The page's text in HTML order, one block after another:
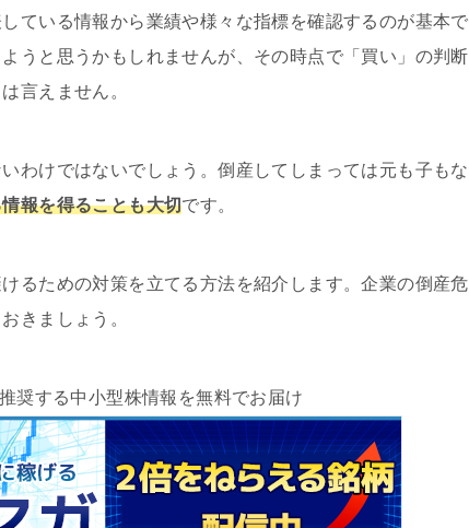
ている情報から業績や様々な指標を確認するのが基本で
うと思うかもしれませんが、その時点で「買い」の判断
言えません。
わけではないでしょう。倒産してしまっては元も子もな
報を得ることも大切です。
るための対策を立てる方法を紹介します。企業の倒産危
きましょう。
奨する中小型株情報を無料でお届け